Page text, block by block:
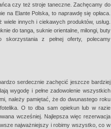
czy też stroje taneczne. Zachęcamy do
na Elante Polska, to naprawdę się opłaca.
innych i ciekawych produktów, usług.
do tanga, suknie orientalne, milongi, buty
z pełnej oferty, polecamy
serdecznie zachęcić jeszcze bardziej
wygodę i pełne zadowolenie wszystkich
należy pamiętać, że do dwunastego roku
O to dba sam opiekun lub w razie
wcześniej. Najlepsza więc rezerwacja
najważniejszy i robimy wszystko, co w